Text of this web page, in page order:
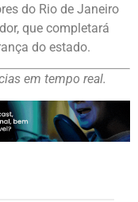
do Rio de Janeiro
que completará
do estado.
em tempo real.